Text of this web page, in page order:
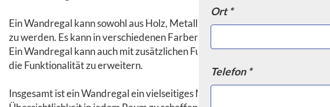
Ein Wandregal kann sowohl aus Holz, Metall, Glas oder anderen
zu werden. Es kann in verschiedenen Farben und Designs erhältlich sein,
Ein Wandregal kann auch mit zusätzlichen Funktionen wie Haken,
die Funktionalität zu erweitern.
Insgesamt ist ein Wandregal ein vielseitiges Möbelstück, das sowohl
Ort *
Telefon *